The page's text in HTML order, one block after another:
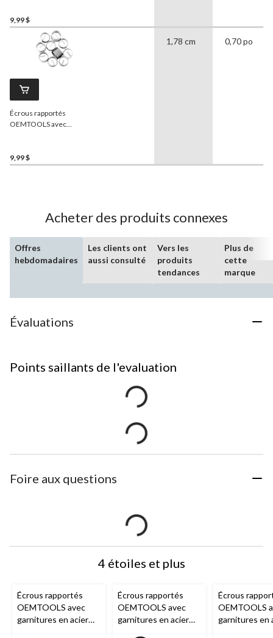
10, 44633
9,99 $
Écrous rapportés
OEMTOOLS avec
10, 44629
9,99 $
1,78 cm 0,70 po
Acheter des produits connexes
Offres
hebdomadaires
Les clients ont
aussi consulté
Vers les
produits
tendances
Plus de
cette
marque
Évaluations
Points saillants de l'evaluation
Foire aux questions
4 étoiles et plus
Écrous rapportés
OEMTOOLS avec
garnitures en acier
Écrous rapportés
OEMTOOLS avec
garnitures en acier
Écrous
OEMTOOLS
garnitures en